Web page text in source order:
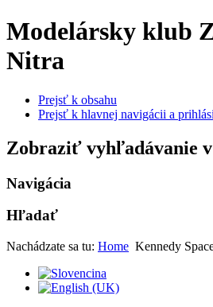
Modelársky klub
Nitra
Prejsť k obsahu
Prejsť k hlavnej navigácii a
Zobraziť vyhľadávanie
Navigácia
Hľadať
Nachádzate sa tu: Home Kennedy